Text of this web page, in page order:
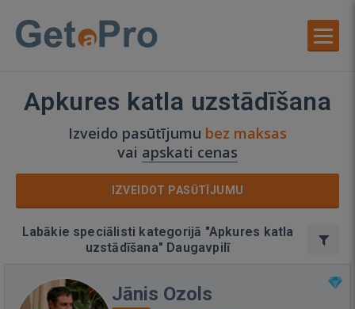
Apkures katla uzstādīšana
Izveido pasūtījumu bez maksas
vai apskati cenas
IZVEIDOT PASŪTĪJUMU
Labākie speciālisti kategorijā "Apkures katla
uzstādīšana" Daugavpilī
Jānis Ozols